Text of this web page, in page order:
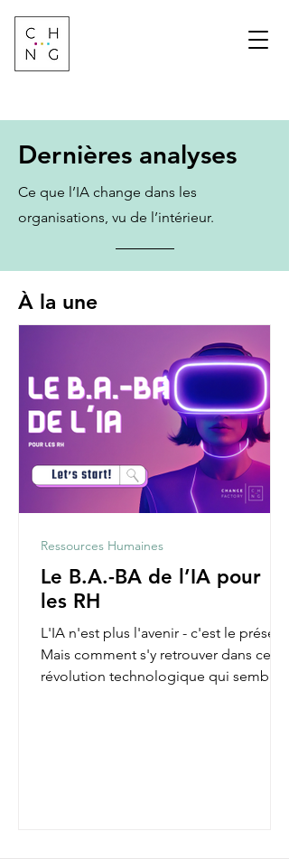
Dernières analyses
Ce que l’IA change dans les
organisations, vu de l’intérieur.
À la une
Le B.A.-BA de l’IA pour
les RH
L'IA n'est plus l'avenir - c'est le présent.
Mais comment s'y retrouver dans cette
révolution technologique qui semble
Ressources Humaines